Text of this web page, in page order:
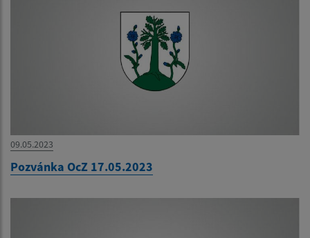
09.05.2023
Pozvánka OcZ 17.05.2023